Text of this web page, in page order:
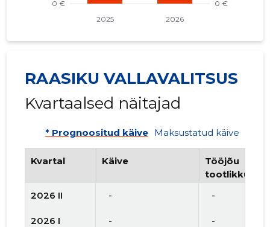
RAASIKU VALLAVALITSUS
Kvartaalsed näitajad
* Prognoositud käive Maksustatud käive
Kvartal Käive
Tööjõu
tootlikkus
2026 II
   -
   -
2026 I
   -
   -